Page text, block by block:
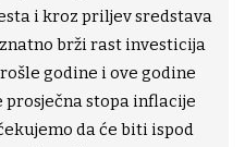
i kroz priljev sredstava
brži rast investicija
godine i ove godine
stopa inflacije
da će biti ispod